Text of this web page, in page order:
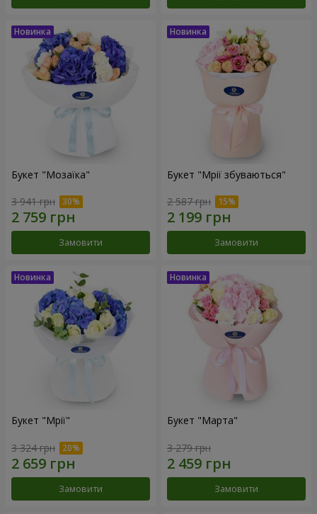
Букет "Мозаїка"
3 941 грн
Замовити
Букет "Мрії збуваються"
2 587 грн
Замовити
Букет "Мрії"
3 324 грн
Замовити
Букет "Марта"
3 279 грн
Замовити